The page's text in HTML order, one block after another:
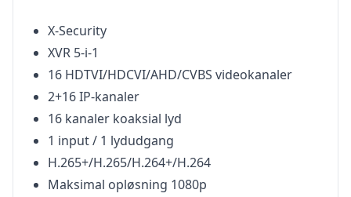
X-Security
XVR 5-i-1
16 HDTVI/HDCVI/AHD/CVBS videokanaler
2+16 IP-kanaler
16 kanaler koaksial lyd
1 input / 1 lydudgang
H.265+/H.265/H.264+/H.264
Maksimal opløsning 1080p